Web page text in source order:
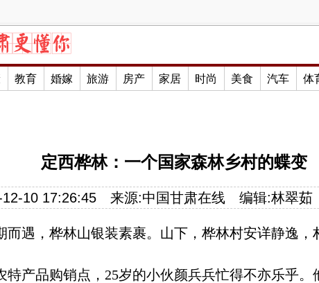
教育 婚嫁 旅游 房产 家居 时尚 美食 汽车 体
定西桦林：一个国家森林乡村的蝶变
10 17:26:45 来源:中国甘肃在线 编辑:林翠茹
遇，桦林山银装素裹。山下，桦林村安详静逸，
品购销点，25岁的小伙颜兵兵忙得不亦乐乎。